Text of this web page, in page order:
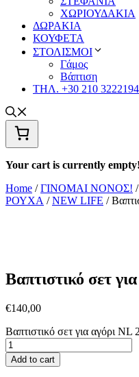
ΧΩΡΙΟΥΔΑΚΙΑ
ΔΩΡΑΚΙΑ
ΚΟΥΦΕΤΑ
ΣΤΟΛΙΣΜΟΙ
Γάμος
Βάπτιση
ΤΗΛ. +30 210 3222194
Your cart is currently empty!
Home /ΓΙΝΟΜΑΙ ΝΟΝΟΣ! /
ΡΟΥΧΑ /NEW LIFE /
Βαπτιστικό σετ
€140,00
Βαπτιστικό σετ για αγόρι
Add to cart